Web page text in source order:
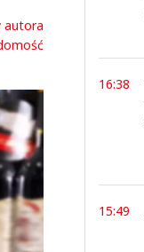
autora
16:38
15:49